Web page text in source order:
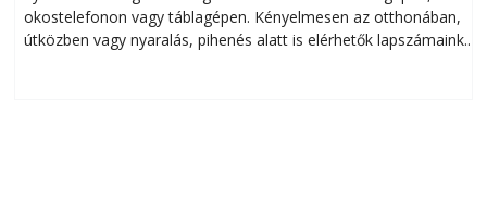
okostelefonon vagy táblagépen. Kényelmesen az otthonában,
útközben vagy nyaralás, pihenés alatt is elérhetők lapszámaink.